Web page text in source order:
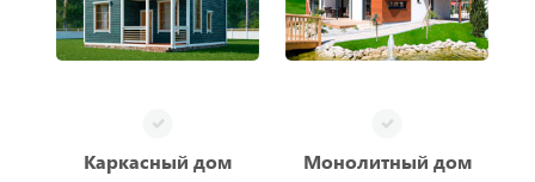
Каркасный дом Монолитный дом